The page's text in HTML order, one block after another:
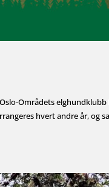
Områdets
hvert andre år, og